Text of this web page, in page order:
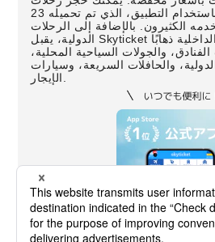
مخفضة بسهولة باستخدام التطبيق، الذي تم تحميله 23
الكثيرون. بالإضافة إلى الرحلات
الدولية، يقبل Skyticket أيضًا حجوزات الرحلات الداخلية ذهابًا
والجولات السياحية المحلية،
والحافلات السريعة، وسيارات